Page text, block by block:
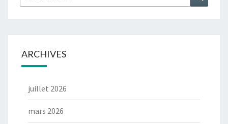
ARCHIVES
juillet 2026
mars 2026